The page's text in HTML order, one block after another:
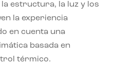
estructura, la luz y los
la experiencia
en cuenta una
basada en
térmico.